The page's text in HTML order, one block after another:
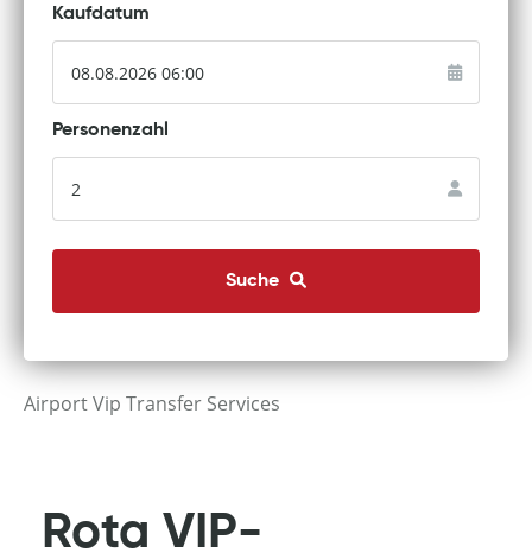
Kaufdatum
Personenzahl
Suche
Airport Vip Transfer Services
Rota VIP-